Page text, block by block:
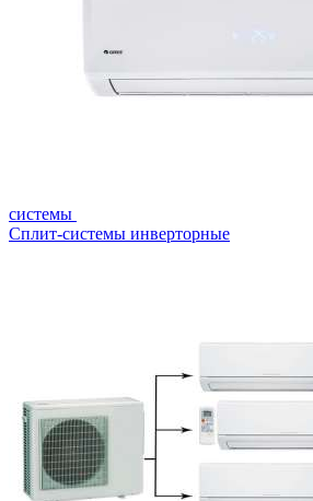
системы
Сплит-системы инверторные